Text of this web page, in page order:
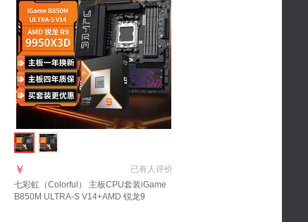
已有人评价
￥
七彩虹（Colorful） 主板CPU套装iGame
B850M ULTRA-S V14+AMD 锐龙9